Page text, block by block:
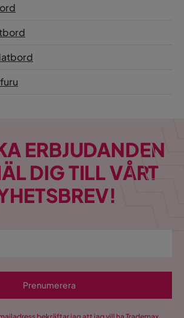
ERBJUDANDEN
DIG TILL VÅRT
Prenumerera